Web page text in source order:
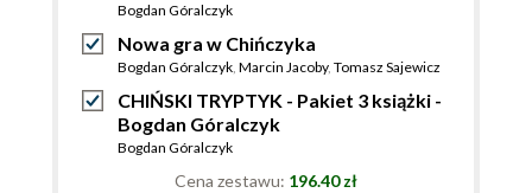
Bogdan Góralczyk
Nowa gra w Chińczyka
Bogdan Góralczyk, Marcin Jacoby, Tomasz Sajewicz
CHIŃSKI TRYPTYK - Pakiet 3 książki -
Bogdan Góralczyk
Bogdan Góralczyk
Cena zestawu: 196.40 zł